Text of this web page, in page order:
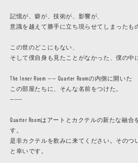
記憶が、癖が、技術が、影響が、
意識を越えて勝手に立ち現らせてしまったも
この世のどこにもない、
そして僕自身も見たことがなかった、僕の中
The Inner Room —— Quarter Roomの内側に開いた
この部屋たちに、そんな名前をつけた。
———
Quarter Roomはアートとカクテルの新たな融
す。
是非カクテルを飲みに来てください。そのつ
と幸いです。